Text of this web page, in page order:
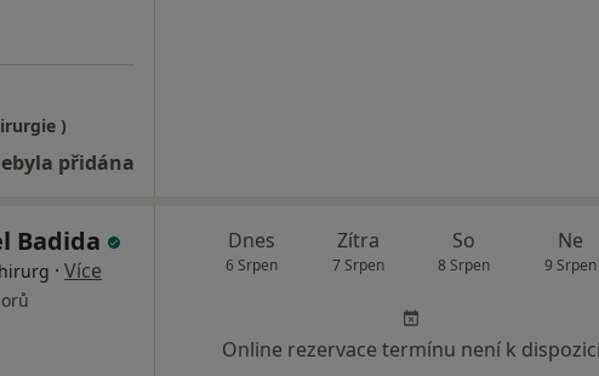
)
přidána
Badida
· Více
Dnes
6 Srpen
Zítra
7 Srpen
So
8 Srpen
Ne
9 Srpen
Online rezervace termínu není k dispozici